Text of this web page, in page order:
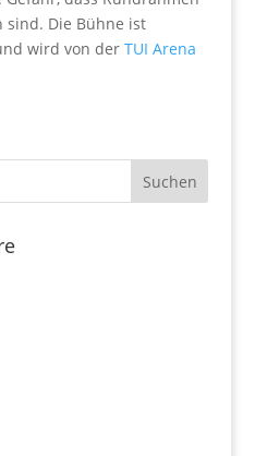
sind. Die Bühne ist
wird von der TUI Arena